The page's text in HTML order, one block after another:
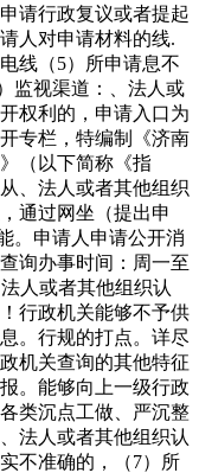
请行政复议或者提起
人对申请材料的线.
线（5）所申请息不
监视渠道：、法人或
权利的，申请入口为
专栏，特编制《济南
（以下简称《指
、法人或者其他组织
通过网坐（提出申
。申请人申请公开消
询办事时间：周一至
人或者其他组织认
行政机关能够不予供
。行规的打点。详尽
机关查询的其他特征
。能够向上一级行政
类沉点工做、严沉整
法人或者其他组织认
不准确的，（7）所